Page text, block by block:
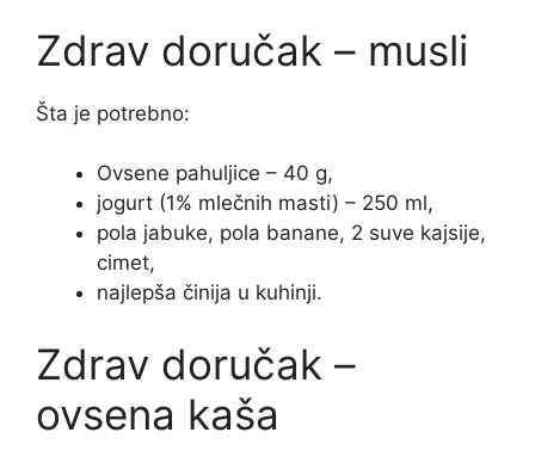
Zdrav doručak – musli
Šta je potrebno:
Ovsene pahuljice – 40 g,
jogurt (1% mlečnih masti) – 250 ml,
pola jabuke, pola banane, 2 suve kajsije,
cimet,
najlepša činija u kuhinji.
Zdrav doručak –
ovsena kaša